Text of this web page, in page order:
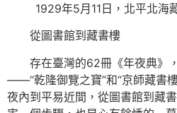
1929年5月11日，北平北海
從圖書館到藏書樓
存在臺灣的62冊《年夜典》
——“乾隆御覽之寶”和“京師藏書
夜內到平易近間，從圖書館到藏